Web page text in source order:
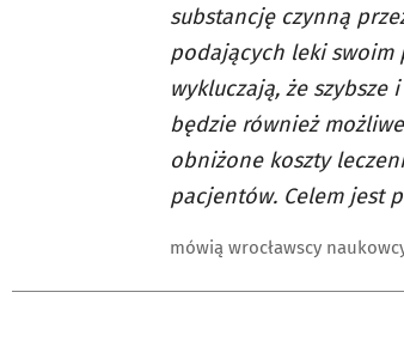
substancję czynną
podających leki swoim
wykluczają, że
będzie również
obniżone koszty
pacjentów. Celem jest
mówią wrocławscy